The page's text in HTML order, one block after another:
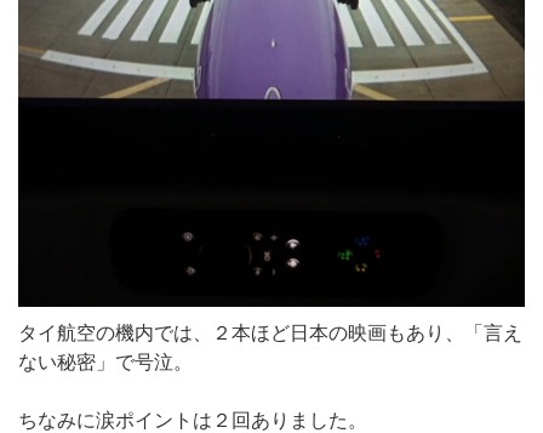
タイ航空の機内では、２本ほど日本の映画もあり、「言え
ない秘密」で号泣。
ちなみに涙ポイントは２回ありました。